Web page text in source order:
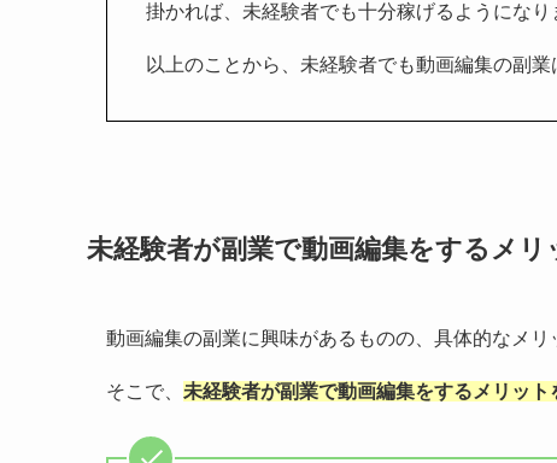
掛かれば、未経験者でも十分稼げるようになり
以上のことから、未経験者でも動画編集の副業
未経験者が副業で動画編集をするメリ
動画編集の副業に興味があるものの、具体的なメ
そこで、 未経験者が副業で動画編集をするメリット